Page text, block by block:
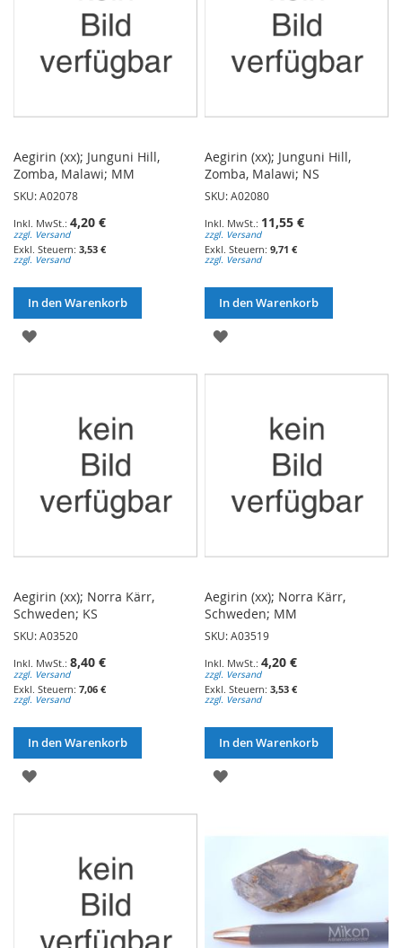
Aegirin (xx); Junguni Hill,
Zomba, Malawi; MM
SKU: A02078
4,20 €
zzgl. Versand
3,53 €
zzgl. Versand
In den Warenkorb
ZUR
Aegirin (xx); Junguni Hill,
Zomba, Malawi; NS
SKU: A02080
11,55 €
zzgl. Versand
9,71 €
zzgl. Versand
In den Warenkorb
ZUR
Aegirin (xx); Norra Kärr,
Schweden; KS
SKU: A03520
8,40 €
zzgl. Versand
7,06 €
zzgl. Versand
In den Warenkorb
ZUR
Aegirin (xx); Norra Kärr,
Schweden; MM
SKU: A03519
4,20 €
zzgl. Versand
3,53 €
zzgl. Versand
In den Warenkorb
ZUR
HINZUFÜGEN